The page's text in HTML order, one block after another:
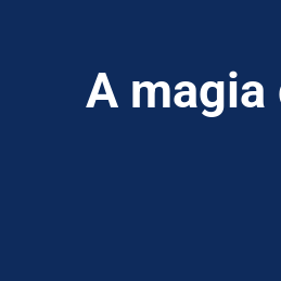
A magia